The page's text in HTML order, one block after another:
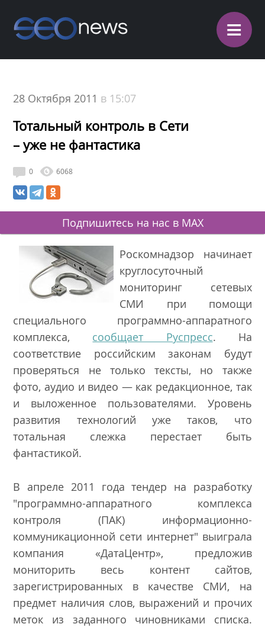
≡
28 Октября 2011 в 15:07
Тотальный контроль в Сети
– уже не фантастика
0 6068
Подпишитесь на нас в MAX
Роскомнадзор начинает
круглосуточный
мониторинг сетевых
СМИ при помощи
специального программно-аппаратного
комплекса, cообщает Руспресс. На
соответствие российским законам будут
проверяться не только тексты, но также
фото, аудио и видео — как редакционное, так
и выложенное пользователями. Уровень
развития технологий уже таков, что
тотальная слежка перестает быть
фантастикой.
В апреле 2011 года тендер на разработку
"программно-аппаратного комплекса
контроля (ПАК) информационно-
коммуникационной сети интернет" выиграла
компания «ДатаЦентр», предложив
мониторить весь контент сайтов,
зарегистрированных в качестве СМИ, на
предмет наличия слов, выражений и прочих
меток из заданного чиновниками списка.